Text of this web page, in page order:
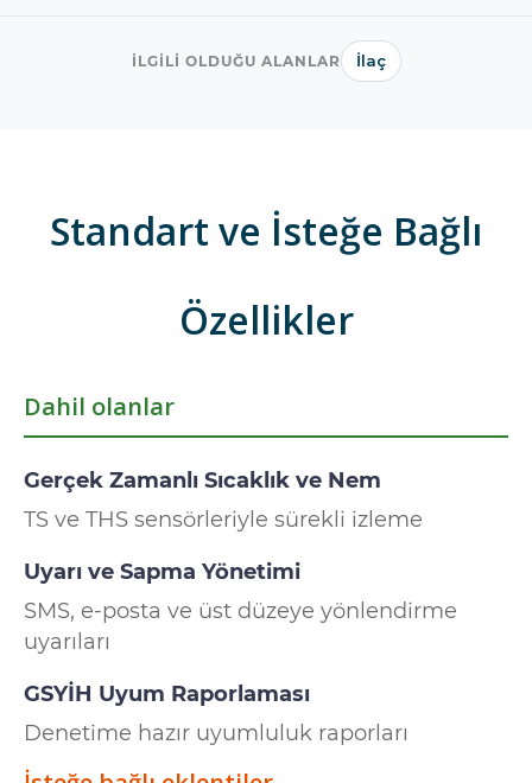
İLGILI OLDUĞU ALANLAR İlaç
Standart ve İsteğe Bağlı
Özellikler
Dahil olanlar
Gerçek Zamanlı Sıcaklık ve Nem
TS ve THS sensörleriyle sürekli izleme
Uyarı ve Sapma Yönetimi
SMS, e-posta ve üst düzeye yönlendirme
uyarıları
GSYİH Uyum Raporlaması
Denetime hazır uyumluluk raporları